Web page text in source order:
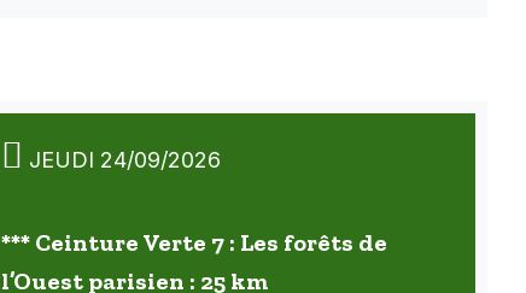
JEUDI 24/09/2026
*** Ceinture Verte 7 : Les forêts de
l’Ouest parisien : 25 km